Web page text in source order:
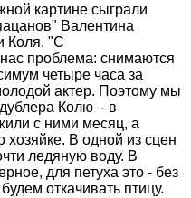
картине сыграли
Валентина
Коля. "С
проблема: снимаются
четыре часа за
актер. Поэтому мы
Колю - в
с ними месяц, а
хозяйке. В одной из сцен
ледяную воду. В
для петуха это - без
откачивать птицу.